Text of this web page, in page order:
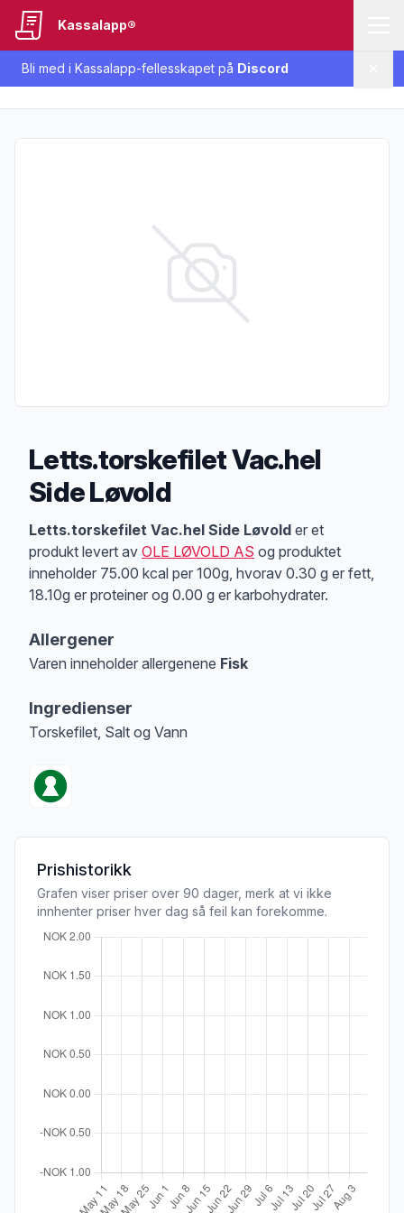
Bli med i Kassalapp-fellesskapet på Discord
Kassalapp®
Letts.torskefilet Vac.hel
Side Løvold
Produktbeskrivelse
Letts.torskefilet Vac.hel Side Løvold er et
produkt levert av OLE LØVOLD AS og produktet
inneholder 75.00 kcal per 100g, hvorav 0.30 g er fett,
18.10g er proteiner og 0.00 g er karbohydrater.
Allergener
Varen inneholder allergenene Fisk
Ingredienser
Torskefilet, Salt og Vann
Prishistorikk
Grafen viser priser over 90 dager, merk at vi ikke
innhenter priser hver dag så feil kan forekomme.